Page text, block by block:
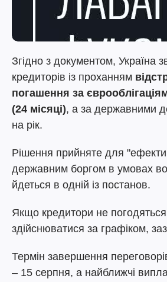
Згідно з документом, Україна
кредиторів із проханням
погашення за
(24 місяці), а за державними
на рік.
Рішення прийняте для
державним боргом в умовах
йдеться в одній із постанов.
Якщо кредитори не
здійснюватися за графіком,
Термін завершення
– 15 серпня, а найближчі